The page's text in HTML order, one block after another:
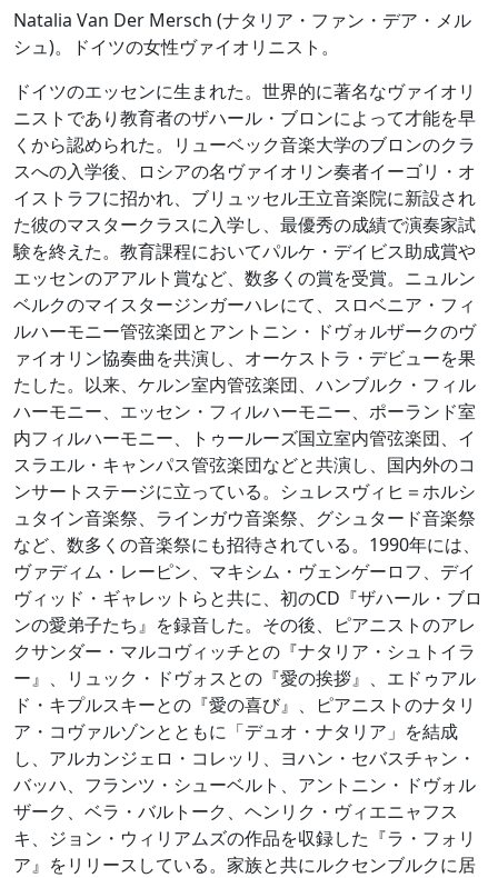
Natalia Van Der Mersch (ナタリア・ファン・デア・メル
シュ)。ドイツの女性ヴァイオリニスト。
ドイツのエッセンに生まれた。世界的に著名なヴァイオリ
ニストであり教育者のザハール・ブロンによって才能を早
くから認められた。リューベック音楽大学のブロンのクラ
スへの入学後、ロシアの名ヴァイオリン奏者イーゴリ・オ
イストラフに招かれ、ブリュッセル王立音楽院に新設され
た彼のマスタークラスに入学し、最優秀の成績で演奏家試
験を終えた。教育課程においてパルケ・デイビス助成賞や
エッセンのアアルト賞など、数多くの賞を受賞。ニュルン
ベルクのマイスタージンガーハレにて、スロベニア・フィ
ルハーモニー管弦楽団とアントニン・ドヴォルザークのヴ
ァイオリン協奏曲を共演し、オーケストラ・デビューを果
たした。以来、ケルン室内管弦楽団、ハンブルク・フィル
ハーモニー、エッセン・フィルハーモニー、ポーランド室
内フィルハーモニー、トゥールーズ国立室内管弦楽団、イ
スラエル・キャンパス管弦楽団などと共演し、国内外のコ
ンサートステージに立っている。シュレスヴィヒ＝ホルシ
ュタイン音楽祭、ラインガウ音楽祭、グシュタード音楽祭
など、数多くの音楽祭にも招待されている。1990年には、
ヴァディム・レーピン、マキシム・ヴェンゲーロフ、デイ
ヴィッド・ギャレットらと共に、初のCD『ザハール・ブロ
ンの愛弟子たち』を録音した。その後、ピアニストのアレ
クサンダー・マルコヴィッチとの『ナタリア・シュトイラ
ー』、リュック・ドヴォスとの『愛の挨拶』、エドゥアル
ド・キプルスキーとの『愛の喜び』、ピアニストのナタリ
ア・コヴァルゾンとともに「デュオ・ナタリア」を結成
し、アルカンジェロ・コレッリ、ヨハン・セバスチャン・
バッハ、フランツ・シューベルト、アントニン・ドヴォル
ザーク、ベラ・バルトーク、ヘンリク・ヴィエニャフス
キ、ジョン・ウィリアムズの作品を収録した『ラ・フォリ
ア』をリリースしている。家族と共にルクセンブルクに居